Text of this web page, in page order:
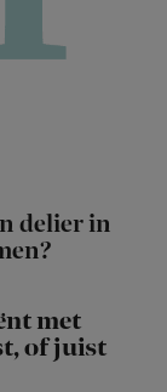
delier in
met
of juist